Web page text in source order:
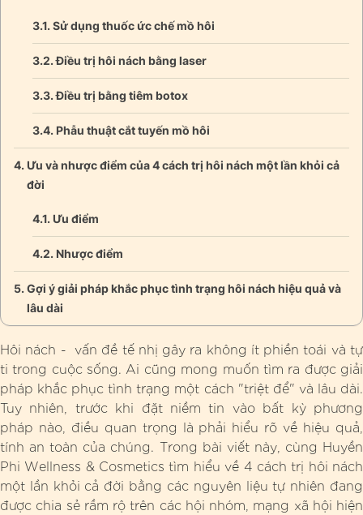
Sử dụng thuốc ức chế mồ hôi
Điều trị hôi nách bằng laser
Điều trị bằng tiêm botox
Phẫu thuật cắt tuyến mồ hôi
Ưu và nhược điểm của 4 cách trị hôi nách một lần khỏi cả
đời
Ưu điểm
Nhược điểm
Gợi ý giải pháp khắc phục tình trạng hôi nách hiệu quả và
lâu dài
Hôi nách - vấn đề tế nhị gây ra không ít phiền toái và tự
ti trong cuộc sống. Ai cũng mong muốn tìm ra được giải
pháp khắc phục tình trạng một cách "triệt để" và lâu dài.
Tuy nhiên, trước khi đặt niềm tin vào bất kỳ phương
pháp nào, điều quan trọng là phải hiểu rõ về hiệu quả,
tính an toàn của chúng. Trong bài viết này, cùng Huyền
Phi Wellness & Cosmetics tìm hiểu về 4 cách trị hôi nách
một lần khỏi cả đời bằng các nguyên liệu tự nhiên đang
được chia sẻ rầm rộ trên các hội nhóm, mạng xã hội hiện